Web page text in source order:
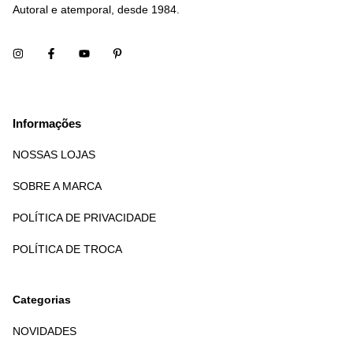
Autoral e atemporal, desde 1984.
Informações
NOSSAS LOJAS
SOBRE A MARCA
POLÍTICA DE PRIVACIDADE
POLÍTICA DE TROCA
Categorias
NOVIDADES